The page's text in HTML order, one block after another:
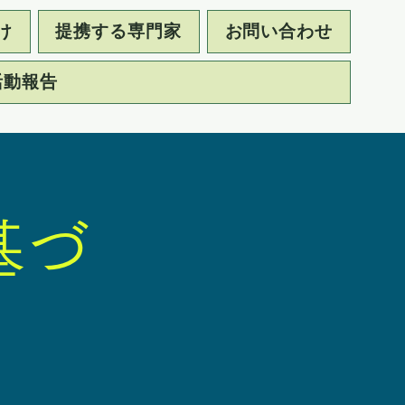
提携する専門家 お問い合わせ
報告
づ